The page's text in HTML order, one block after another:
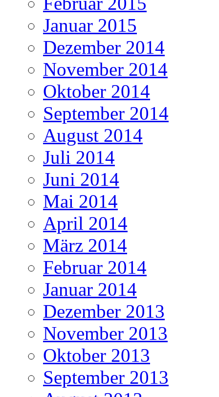
Januar 2015
Dezember 2014
November 2014
Oktober 2014
September 2014
August 2014
Juli 2014
Juni 2014
Mai 2014
April 2014
März 2014
Februar 2014
Januar 2014
Dezember 2013
November 2013
Oktober 2013
September 2013